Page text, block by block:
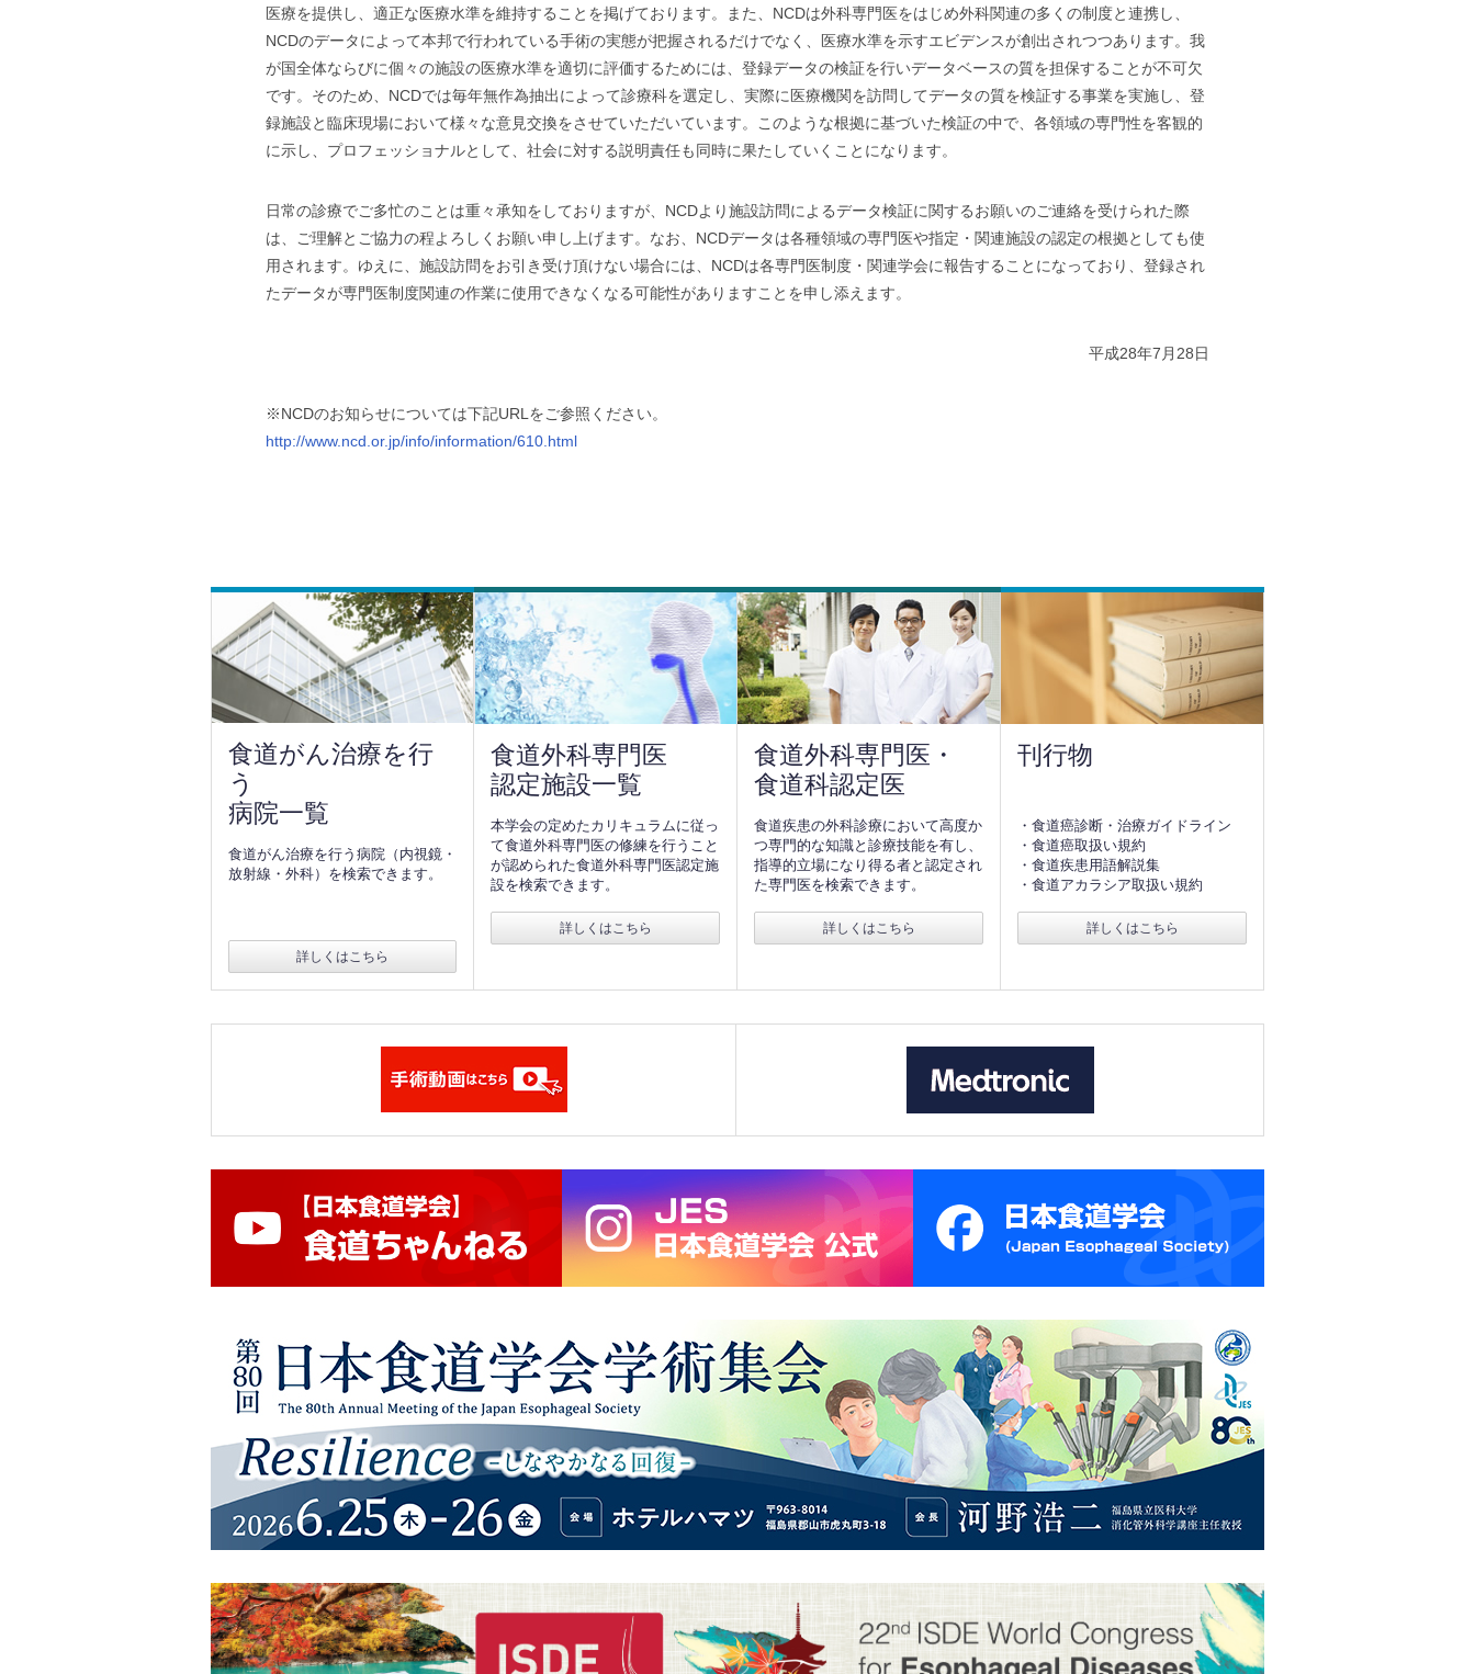
医療を提供し、適正な医療水準を維持することを掲げております。また、NCDは外科専門医をはじめ外科関連の多くの制度と連携し、
NCDのデータによって本邦で行われている手術の実態が把握されるだけでなく、医療水準を示すエビデンスが創出されつつあります。我
が国全体ならびに個々の施設の医療水準を適切に評価するためには、登録データの検証を行いデータベースの質を担保することが不可欠
です。そのため、NCDでは毎年無作為抽出によって診療科を選定し、実際に医療機関を訪問してデータの質を検証する事業を実施し、登
録施設と臨床現場において様々な意見交換をさせていただいています。このような根拠に基づいた検証の中で、各領域の専門性を客観的
に示し、プロフェッショナルとして、社会に対する説明責任も同時に果たしていくことになります。
日常の診療でご多忙のことは重々承知をしておりますが、NCDより施設訪問によるデータ検証に関するお願いのご連絡を受けられた際
は、ご理解とご協力の程よろしくお願い申し上げます。なお、NCDデータは各種領域の専門医や指定・関連施設の認定の根拠としても使
用されます。ゆえに、施設訪問をお引き受け頂けない場合には、NCDは各専門医制度・関連学会に報告することになっており、登録され
たデータが専門医制度関連の作業に使用できなくなる可能性がありますことを申し添えます。
平成28年7月28日
※NCDのお知らせについては下記URLをご参照ください。
http://www.ncd.or.jp/info/information/610.html
食道がん治療を行
う
病院一覧
食道がん治療を行う病院（内視鏡・
放射線・外科）を検索できます。
詳しくはこちら
食道外科専門医
認定施設一覧
本学会の定めたカリキュラムに従っ
て食道外科専門医の修練を行うこと
が認められた食道外科専門医認定施
設を検索できます。
詳しくはこちら
食道外科専門医・
食道科認定医
食道疾患の外科診療において高度か
つ専門的な知識と診療技能を有し、
指導的立場になり得る者と認定され
た専門医を検索できます。
詳しくはこちら
刊行物
・食道癌診断・治療ガイドライン
・食道癌取扱い規約
・食道疾患用語解説集
・食道アカラシア取扱い規約
詳しくはこちら